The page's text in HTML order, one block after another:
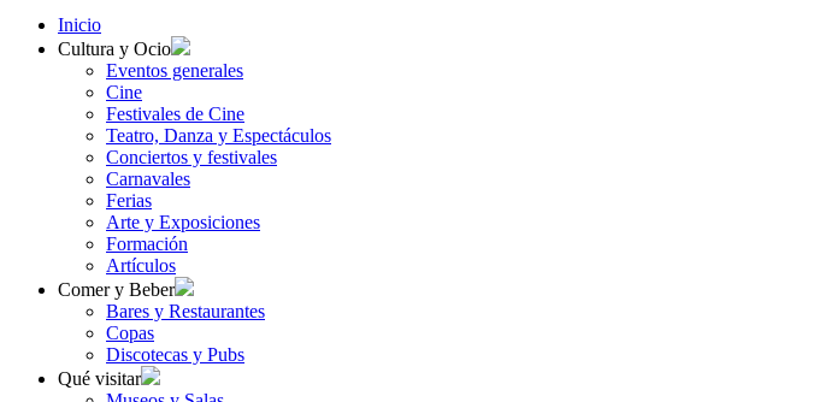
Inicio
Cultura y Ocio
Eventos generales
Cine
Festivales de Cine
Teatro, Danza y Espectáculos
Conciertos y festivales
Carnavales
Ferias
Arte y Exposiciones
Formación
Artículos
Comer y Beber
Bares y Restaurantes
Copas
Discotecas y Pubs
Qué visitar